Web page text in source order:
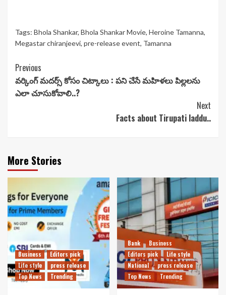
Tags: Bhola Shankar, Bhola Shankar Movie, Heroine Tamanna,
Megastar chiranjeevi, pre-release event, Tamanna
Continue
Reading
Previous
వర్కింగ్ మదర్స్ కోసం చిట్కాలు : పని చేసే మహిళలు పిల్లలను
ఎలా చూసుకోవాలి..?
Next
Facts about Tirupati laddu..
More Stories
Business
Editors pick
Life style
press release
Top News
Trending
Bank
Business
Editors pick
Life style
National
press release
Top News
Trending